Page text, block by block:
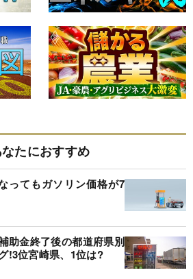
たにおすすめ
ってもガソリン価格が7
助金終了後の都道府県別
!3位宮崎県、1位は?